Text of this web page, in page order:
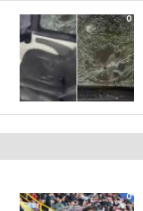
0
0